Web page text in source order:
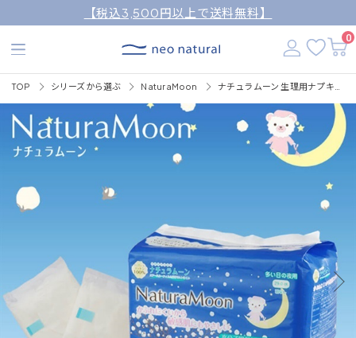
【税込3,500円以上で送料無料】
0
TOP シリーズから選ぶ NaturaMoon